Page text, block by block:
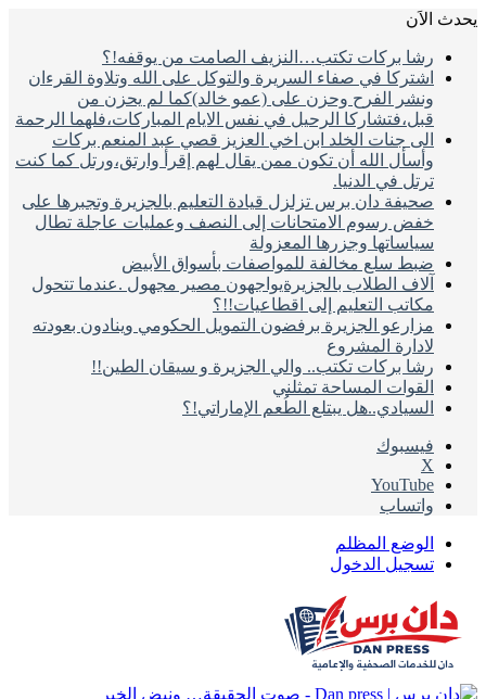
يحدث الاَن
رشا بركات تكتب…النزيف الصامت من يوقفه!؟
اشتركا في صفاء السريرة والتوكل على الله وتلاوة القرءان
ونشر الفرح وحزن على (عمو خالد)كما لم يحزن من
قبل،فتشاركا الرحيل في نفس الايام المباركات،فلهما الرحمة
الى جنات الخلد ابن اخي العزيز قصي عبد المنعم بركات
وأسأل الله أن تكون ممن يقال لهم إقرأ وارتق،ورتل كما كنت
ترتل في الدنيا.
صحيفة دان برس تزلزل قيادة التعليم بالجزيرة وتجبرها على
خفض رسوم الامتحانات إلى النصف وعمليات عاجلة تطال
سياساتها وجزرها المعزولة
ضبط سلع مخالفة للمواصفات بأسواق الأبيض
آلاف الطلاب بالجزيرةيواجهون مصير مجهول .عندما تتحول
مكاتب التعليم إلى اقطاعيات!!؟
مزارعو الجزيرة برفضون التمويل الحكومي وينادون بعودته
لادارة المشروع
رشا بركات تكتب.. والي الجزيرة و سيقان الطين!!
القوات المساحة تمثلني
السيادي..هل يبتلع الطُعم الإماراتي!؟
فيسبوك
‫X
‫YouTube
واتساب
الوضع المظلم
تسجيل الدخول